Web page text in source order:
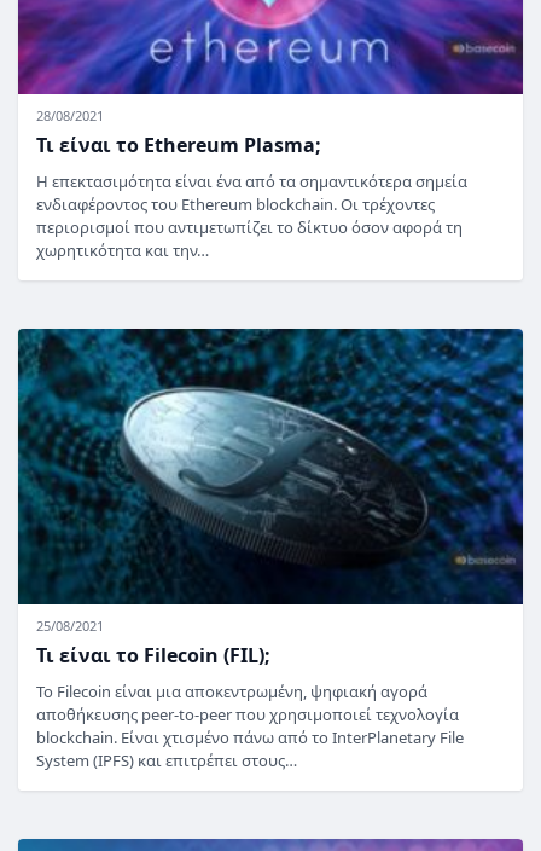
28/08/2021
Τι είναι το Ethereum Plasma;
Η επεκτασιμότητα είναι ένα από τα σημαντικότερα σημεία
ενδιαφέροντος του Ethereum blockchain. Οι τρέχοντες
περιορισμοί που αντιμετωπίζει το δίκτυο όσον αφορά τη
χωρητικότητα και την…
25/08/2021
Τι είναι το Filecoin (FIL);
Το Filecoin είναι μια αποκεντρωμένη, ψηφιακή αγορά
αποθήκευσης peer-to-peer που χρησιμοποιεί τεχνολογία
blockchain. Είναι χτισμένο πάνω από το InterPlanetary File
System (IPFS) και επιτρέπει στους…